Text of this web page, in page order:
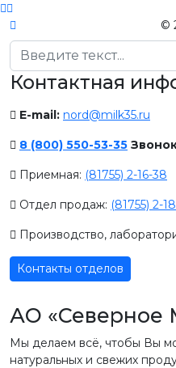
©
Поиск
Контактная
E-mail: nord@milk35.ru
8 (800) 550-53-35
Приемная: (81755) 2-16-38
Отдел продаж: (81755) 2-
Производство,
Контакты отделов
АО «Северное
Мы делаем всё, чтобы Вы
натуральных и свежих